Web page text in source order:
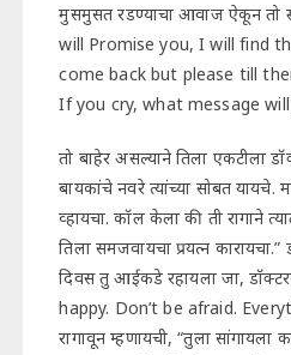
मुसमुसत रडण्याचा आवाज ऐकून तो
will Promise you, I will find
come back but please till
If you cry, what message
तो बाहेर असल्याने तिला एकटीला
बायकांचे नवरे त्यांच्या सोबत यायचे.
व्हायचा. कॉल केला की ती रागाने
तिला समजवायचा प्रयत्न
दिवस तु आईकडे रहायला जा,
happy. Don’t be afraid.
रागावून म्हणायची, “तुला सांगायला